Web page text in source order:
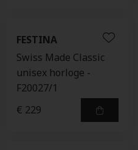
FESTINA
Swiss Made Classic
unisex horloge -
F20027/1
€ 229